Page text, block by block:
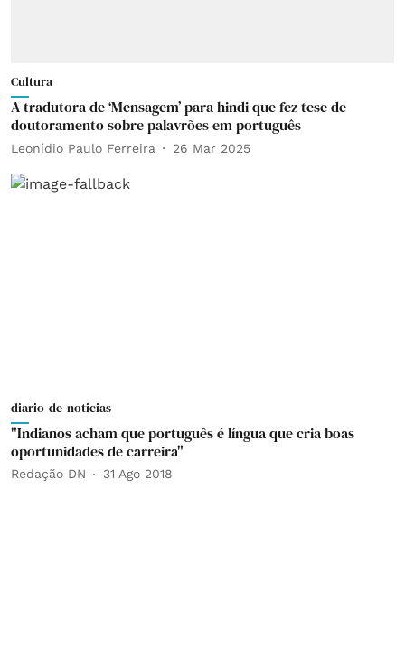
Cultura
A tradutora de ‘Mensagem’ para hindi que fez tese de
doutoramento sobre palavrões em português
Leonídio Paulo Ferreira 26 Mar 2025
diario-de-noticias
"Indianos acham que português é língua que cria boas
oportunidades de carreira"
Redação DN 31 Ago 2018